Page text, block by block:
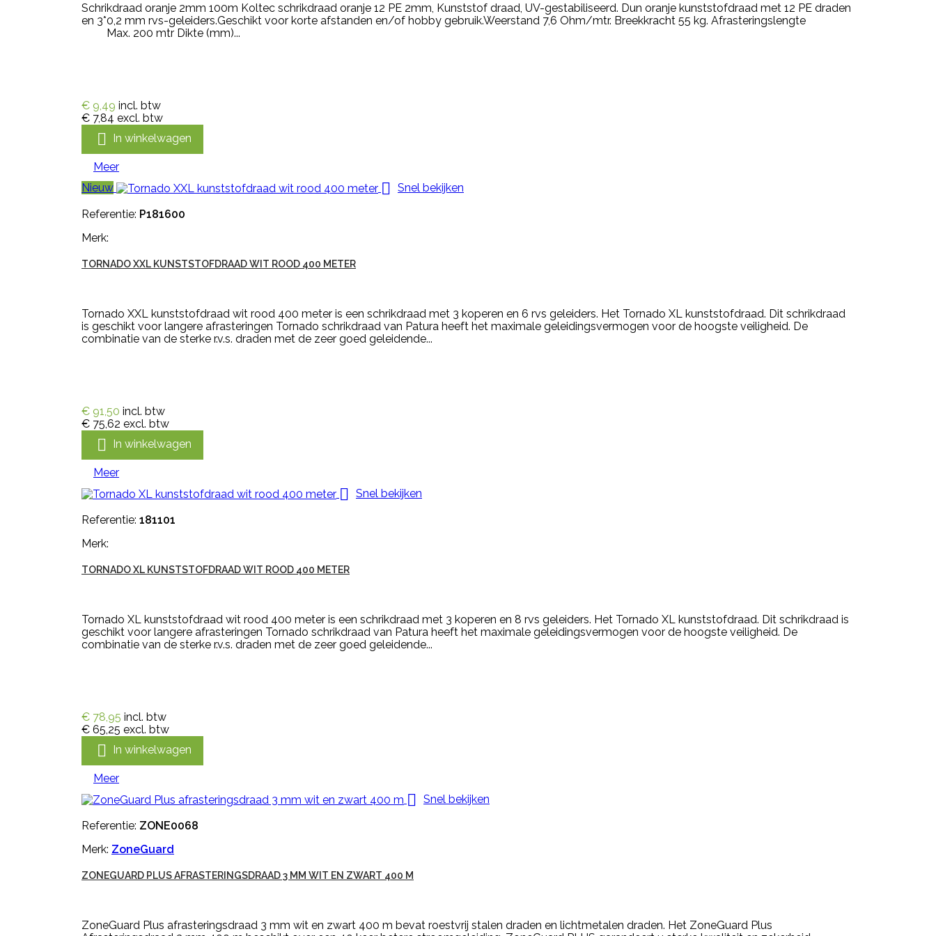
Schrikdraad oranje 2mm 100m Koltec schrikdraad oranje 12 PE 2mm, Kunststof draad, UV-gestabiliseerd. Dun oranje kunststofdraad met 12 PE draden
en 3*0,2 mm rvs-geleiders.Geschikt voor korte afstanden en/of hobby gebruik.Weerstand 7,6 Ohm/mtr. Breekkracht 55 kg. Afrasteringslengte
Max. 200 mtr Dikte (mm)...
€ 9,49 incl. btw
€ 7,84 excl. btw
 In winkelwagen
Meer
Nieuw
 Snel bekijken
Referentie: P181600
Merk:
TORNADO XXL KUNSTSTOFDRAAD WIT ROOD 400 METER
Tornado XXL kunststofdraad wit rood 400 meter is een schrikdraad met 3 koperen en 6 rvs geleiders. Het Tornado XL kunststofdraad. Dit schrikdraad
is geschikt voor langere afrasteringen Tornado schrikdraad van Patura heeft het maximale geleidingsvermogen voor de hoogste veiligheid. De
combinatie van de sterke r.v.s. draden met de zeer goed geleidende...
€ 91,50 incl. btw
€ 75,62 excl. btw
 In winkelwagen
Meer
 Snel bekijken
Referentie: 181101
Merk:
TORNADO XL KUNSTSTOFDRAAD WIT ROOD 400 METER
Tornado XL kunststofdraad wit rood 400 meter is een schrikdraad met 3 koperen en 8 rvs geleiders. Het Tornado XL kunststofdraad. Dit schrikdraad is
geschikt voor langere afrasteringen Tornado schrikdraad van Patura heeft het maximale geleidingsvermogen voor de hoogste veiligheid. De
combinatie van de sterke r.v.s. draden met de zeer goed geleidende...
€ 78,95 incl. btw
€ 65,25 excl. btw
 In winkelwagen
Meer
 Snel bekijken
Referentie: ZONE0068
Merk: ZoneGuard
ZONEGUARD PLUS AFRASTERINGSDRAAD 3 MM WIT EN ZWART 400 M
ZoneGuard Plus afrasteringsdraad 3 mm wit en zwart 400 m bevat roestvrij stalen draden en lichtmetalen draden. Het ZoneGuard Plus